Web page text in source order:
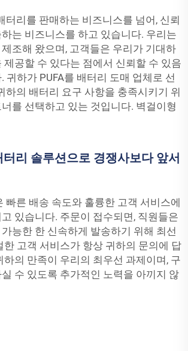
터리를 판매하는 비즈니스를 넘어, 신뢰
는 비즈니스를 하고 있습니다. 우리는
조해 왔으며, 고객들은 우리가 기대하
제공할 수 있다는 점에서 신뢰할 수 있음
귀하가 PUFA를 배터리 도매 업체로 선
하의 배터리 요구 사항을 충족시키기 위
를 선택하고 있는 것입니다. 벽걸이형
리 솔루션으로 경쟁사보다 앞서
빠른 배송 속도와 훌륭한 고객 서비스에
있습니다. 주문이 접수되면, 직원들은
능한 한 신속하게 발송하기 위해 최선
한 고객 서비스가 항상 귀하의 문의에 답
하의 만족이 우리의 최우선 과제이며, 구
수 있도록 추가적인 노력을 아끼지 않